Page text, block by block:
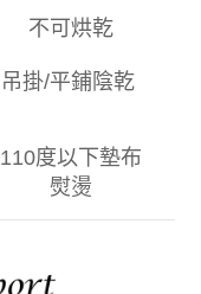
不可烘乾
吊掛/平鋪陰乾
110度以下墊布
熨燙